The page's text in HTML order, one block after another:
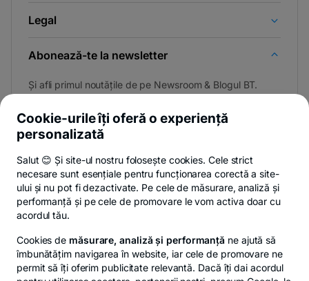
Legal
Abonează-te la newsletter
Și afli primul noutățile de pe Newsroom & Blogul BT.
Privacy HubPolitica de confidențialitatePolitica de cookies
Cookie-urile îți oferă o experiență
personalizată
Salut 😊 Și site-ul nostru folosește cookies. Cele strict
necesare sunt esențiale pentru funcționarea corectă a site-
ului și nu pot fi dezactivate. Pe cele de măsurare, analiză și
performanță și pe cele de promovare le vom activa doar cu
acordul tău.
Cookies de măsurare, analiză și performanță ne ajută să
îmbunătățim navigarea în website, iar cele de promovare ne
permit să îți oferim publicitate relevantă. Dacă îți dai acordul